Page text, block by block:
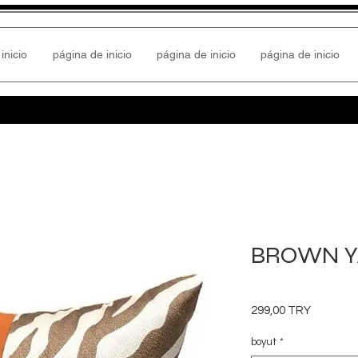
página de inicio página de inicio página de inicio
BROWN
299,00 TRYPrecio
boyut *